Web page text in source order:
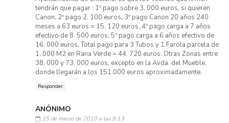
tendrán que pagar : 1º pago sobre 3. 000 euros, si quieren
Canon, 2º pago 2. 100 euros, 3º pago Canon 20 años 240
meses a 63 euros = 15. 120 euros, 4º pago carga a 7 años
efectivo de 8. 500 euros, 5º pago carga a 6 años efectivo de
16. 000 euros, Total pago para 3 Tubos y 1 Farola parcela de
1. 000 M2 en Rana Verde = 44. 720 euros. Otras Zonas entre
38. 000 y 73. 000 euros, excepto en la Avda. del Mueble,
donde llegarán a los 151.000 euros aproximadamente.
Responder
ANÓNIMO
15 de marzo de 2010 a las 9:13